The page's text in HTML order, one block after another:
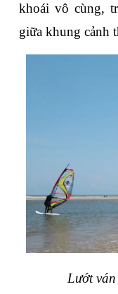
khoái vô cùng,
giữa khung cảnh
Lướt